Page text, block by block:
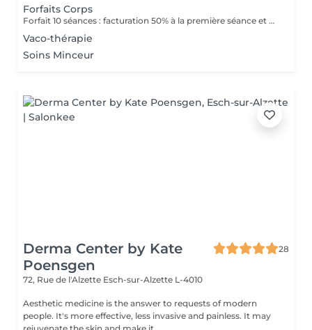
Forfaits Corps
Forfait 10 séances : facturation 50% à la première séance et 50% à la cinquième séance
Vaco-thérapie
Soins Minceur
Derma Center by Kate
Poensgen
28
72, Rue de l'Alzette Esch-sur-Alzette L-4010
Aesthetic medicine is the answer to requests of modern
people. It's more effective, less invasive and painless. It may